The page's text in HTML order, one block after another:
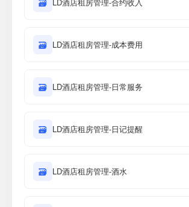
🗃
🗃 LD酒店租房管理-成本费用
🗃 LD酒店租房管理-日常服务
🗃 LD酒店租房管理-日记提醒
🗃 LD酒店租房管理-酒水